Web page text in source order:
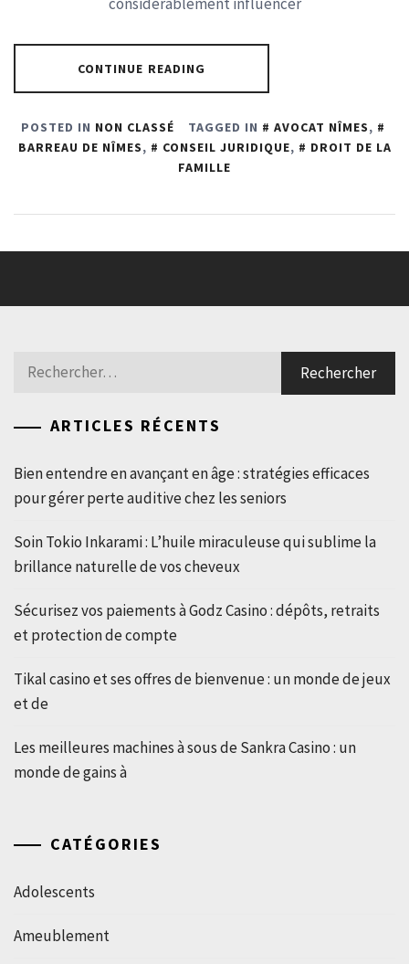
CONTINUE READING
POSTED IN NON CLASSÉ TAGGED IN AVOCAT NÎMES,
BARREAU DE NÎMES, CONSEIL JURIDIQUE,
DROIT DE LA
FAMILLE
Rechercher :
ARTICLES RÉCENTS
Bien entendre en avançant en âge : stratégies efficaces
pour gérer perte auditive chez les seniors
Soin Tokio Inkarami : L’huile miraculeuse qui sublime la
brillance naturelle de vos cheveux
Sécurisez vos paiements à Godz Casino : dépôts, retraits
et protection de compte
Tikal casino et ses offres de bienvenue : un monde de jeux
et de
Les meilleures machines à sous de Sankra Casino : un
monde de gains à
CATÉGORIES
Adolescents
Ameublement